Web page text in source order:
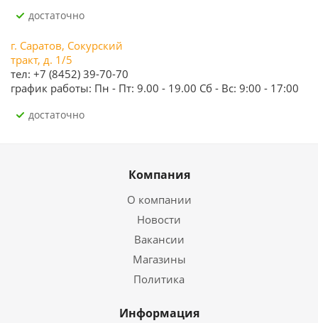
Достаточно
г. Саратов, Сокурский
тракт, д. 1/5
тел: +7 (8452) 39-70-70
график работы: Пн - Пт: 9.00 - 19.00 Сб - Вс: 9:00 - 17:00
Достаточно
Компания
О компании
Новости
Вакансии
Магазины
Политика
Информация